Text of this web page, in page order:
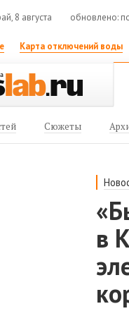
8 августа обновлено:
Карта отключений воды
Сюжеты
в